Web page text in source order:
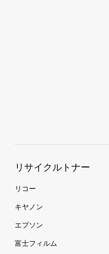
リサイクルトナー
リコー
キヤノン
エプソン
富士フィルム